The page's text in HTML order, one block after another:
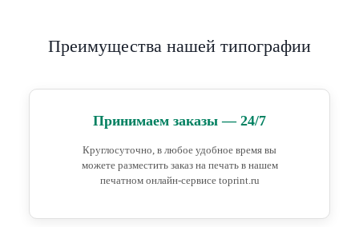
Преимущества нашей типографии
Принимаем заказы — 24/7
Круглосуточно, в любое удобное время вы
можете разместить заказ на печать в нашем
печатном онлайн-сервисе toprint.ru